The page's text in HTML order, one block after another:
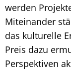
werden
Miteinander
das kulturelle
Preis dazu
Perspektiven